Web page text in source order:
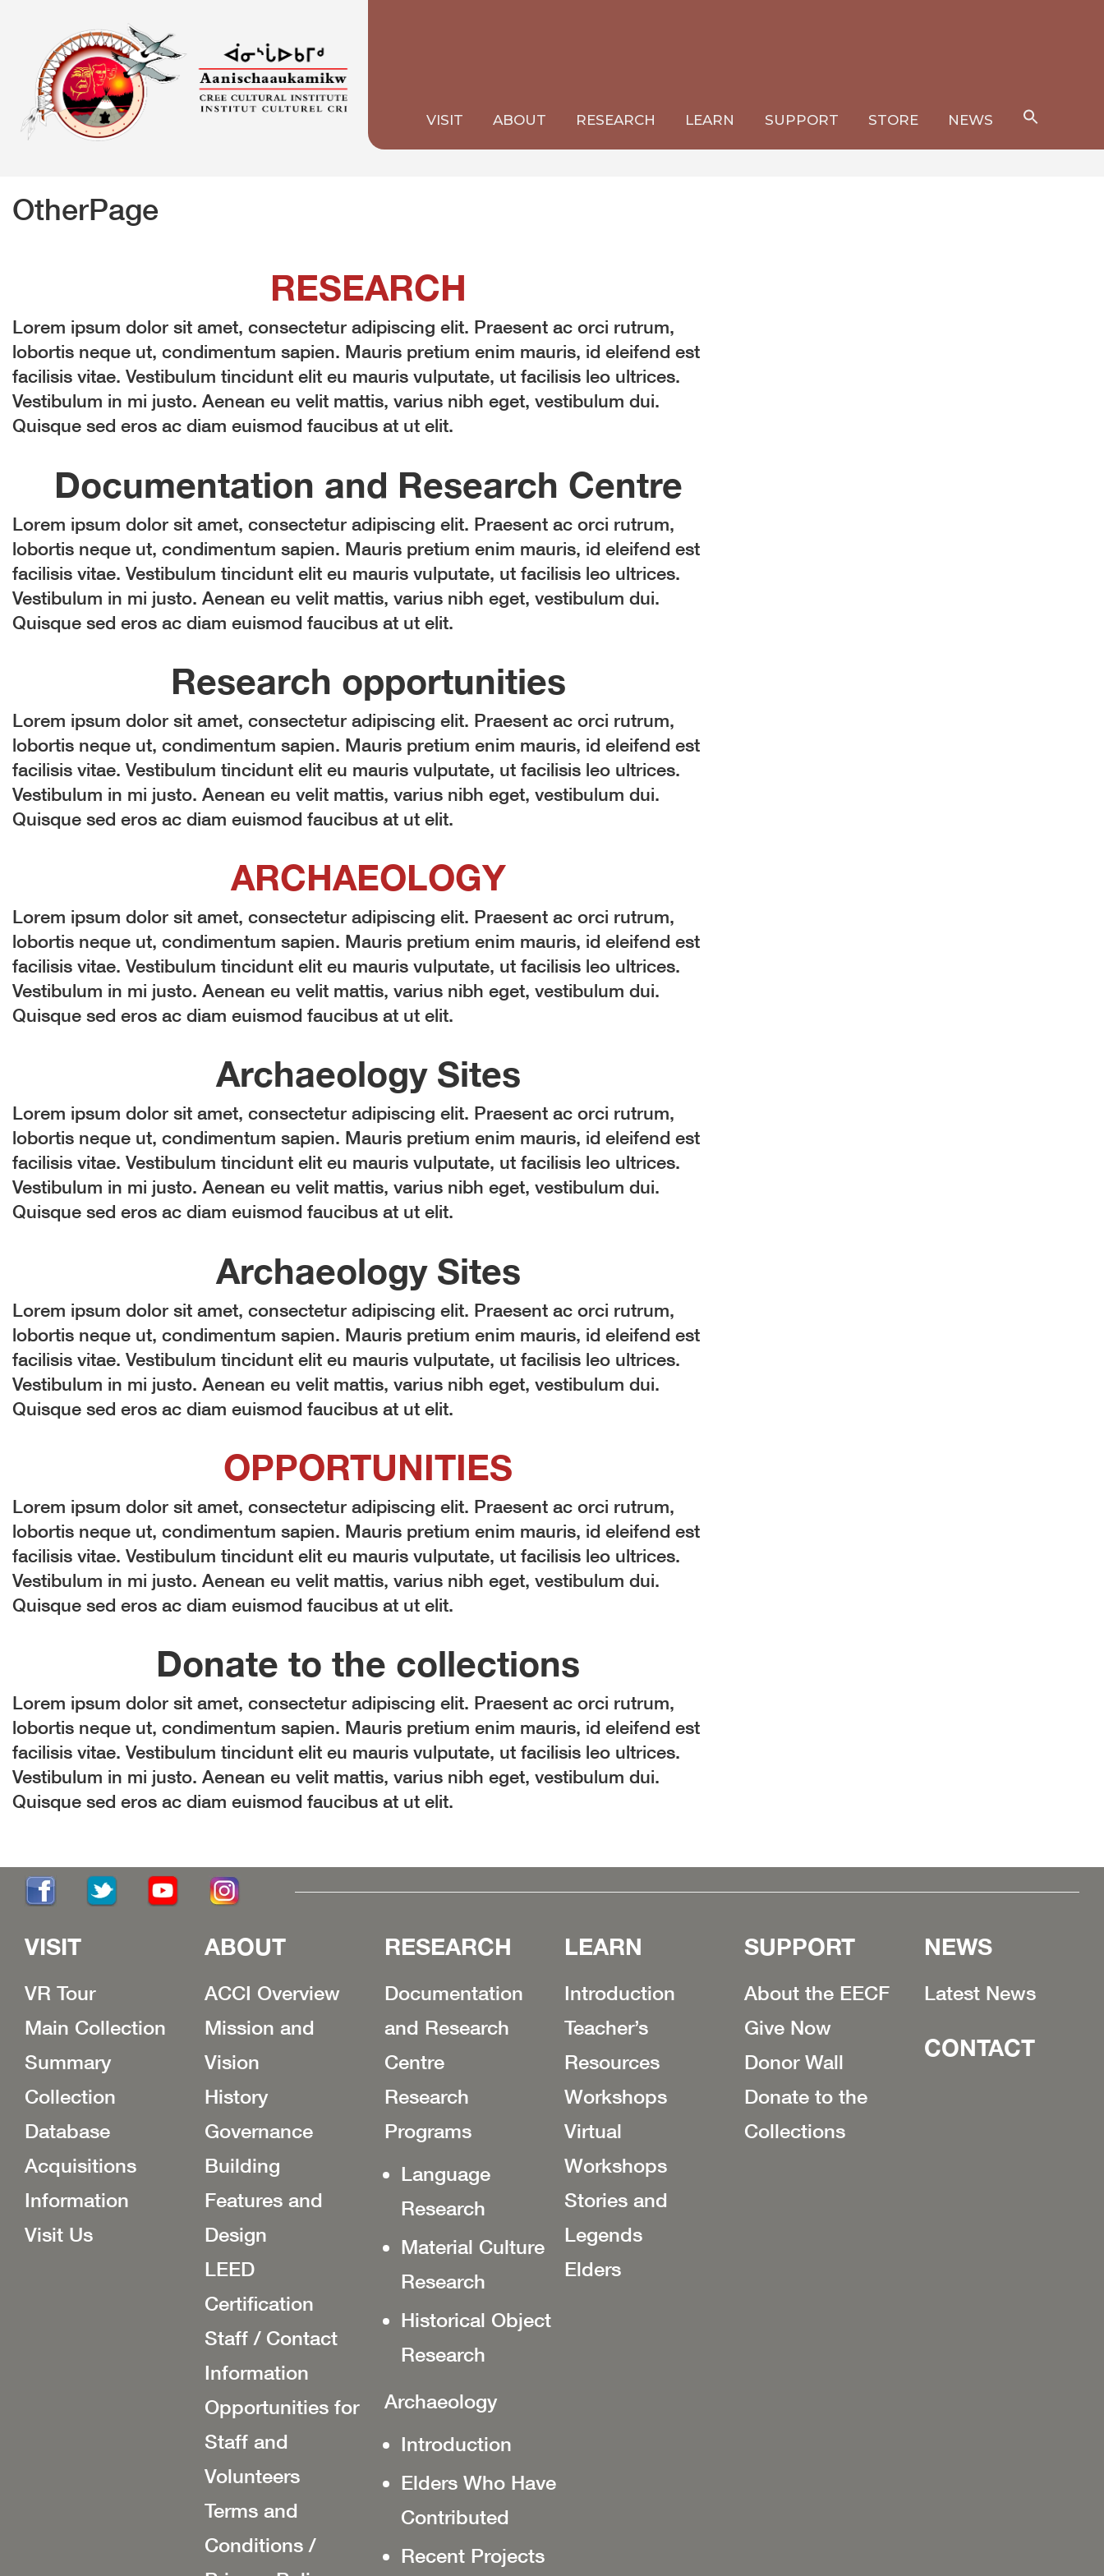
content
VISIT ABOUT RESEARCH LEARN SUPPORT STORE NEWS
OtherPage
RESEARCH
Lorem ipsum dolor sit amet, consectetur adipiscing elit. Praesent ac orci rutrum,
lobortis neque ut, condimentum sapien. Mauris pretium enim mauris, id eleifend est
facilisis vitae. Vestibulum tincidunt elit eu mauris vulputate, ut facilisis leo ultrices.
Vestibulum in mi justo. Aenean eu velit mattis, varius nibh eget, vestibulum dui.
Quisque sed eros ac diam euismod faucibus at ut elit.
Documentation and Research Centre
Lorem ipsum dolor sit amet, consectetur adipiscing elit. Praesent ac orci rutrum,
lobortis neque ut, condimentum sapien. Mauris pretium enim mauris, id eleifend est
facilisis vitae. Vestibulum tincidunt elit eu mauris vulputate, ut facilisis leo ultrices.
Vestibulum in mi justo. Aenean eu velit mattis, varius nibh eget, vestibulum dui.
Quisque sed eros ac diam euismod faucibus at ut elit.
Research opportunities
Lorem ipsum dolor sit amet, consectetur adipiscing elit. Praesent ac orci rutrum,
lobortis neque ut, condimentum sapien. Mauris pretium enim mauris, id eleifend est
facilisis vitae. Vestibulum tincidunt elit eu mauris vulputate, ut facilisis leo ultrices.
Vestibulum in mi justo. Aenean eu velit mattis, varius nibh eget, vestibulum dui.
Quisque sed eros ac diam euismod faucibus at ut elit.
ARCHAEOLOGY
Lorem ipsum dolor sit amet, consectetur adipiscing elit. Praesent ac orci rutrum,
lobortis neque ut, condimentum sapien. Mauris pretium enim mauris, id eleifend est
facilisis vitae. Vestibulum tincidunt elit eu mauris vulputate, ut facilisis leo ultrices.
Vestibulum in mi justo. Aenean eu velit mattis, varius nibh eget, vestibulum dui.
Quisque sed eros ac diam euismod faucibus at ut elit.
Archaeology Sites
Lorem ipsum dolor sit amet, consectetur adipiscing elit. Praesent ac orci rutrum,
lobortis neque ut, condimentum sapien. Mauris pretium enim mauris, id eleifend est
facilisis vitae. Vestibulum tincidunt elit eu mauris vulputate, ut facilisis leo ultrices.
Vestibulum in mi justo. Aenean eu velit mattis, varius nibh eget, vestibulum dui.
Quisque sed eros ac diam euismod faucibus at ut elit.
Archaeology Sites
Lorem ipsum dolor sit amet, consectetur adipiscing elit. Praesent ac orci rutrum,
lobortis neque ut, condimentum sapien. Mauris pretium enim mauris, id eleifend est
facilisis vitae. Vestibulum tincidunt elit eu mauris vulputate, ut facilisis leo ultrices.
Vestibulum in mi justo. Aenean eu velit mattis, varius nibh eget, vestibulum dui.
Quisque sed eros ac diam euismod faucibus at ut elit.
OPPORTUNITIES
Lorem ipsum dolor sit amet, consectetur adipiscing elit. Praesent ac orci rutrum,
lobortis neque ut, condimentum sapien. Mauris pretium enim mauris, id eleifend est
facilisis vitae. Vestibulum tincidunt elit eu mauris vulputate, ut facilisis leo ultrices.
Vestibulum in mi justo. Aenean eu velit mattis, varius nibh eget, vestibulum dui.
Quisque sed eros ac diam euismod faucibus at ut elit.
Donate to the collections
Lorem ipsum dolor sit amet, consectetur adipiscing elit. Praesent ac orci rutrum,
lobortis neque ut, condimentum sapien. Mauris pretium enim mauris, id eleifend est
facilisis vitae. Vestibulum tincidunt elit eu mauris vulputate, ut facilisis leo ultrices.
Vestibulum in mi justo. Aenean eu velit mattis, varius nibh eget, vestibulum dui.
Quisque sed eros ac diam euismod faucibus at ut elit.
VISIT
VR Tour
Main Collection
Summary
Collection
Database
Acquisitions
Information
Visit Us
ABOUT
ACCI Overview
Mission and
Vision
History
Governance
Building
Features and
Design
LEED
Certification
Staff / Contact
Information
Opportunities for
Staff and
Volunteers
Terms and
Conditions /
RESEARCH
Documentation
and Research
Centre
Research
Programs
Language
Research
Material Culture
Research
Historical Object
Research
Archaeology
Introduction
Elders Who Have
Contributed
Recent Projects
LEARN
Introduction
Teacher’s
Resources
Workshops
Virtual
Workshops
Stories and
Legends
Elders
SUPPORT
About the EECF
Give Now
Donor Wall
Donate to the
Collections
NEWS
Latest News
CONTACT